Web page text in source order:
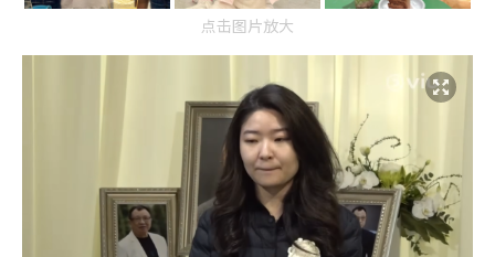
点击图片放大